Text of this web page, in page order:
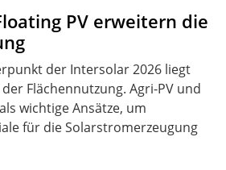
PV erweitern die
der Intersolar 2026 liegt
Flächennutzung. Agri-PV und
wichtige Ansätze, um
für die Solarstromerzeugung